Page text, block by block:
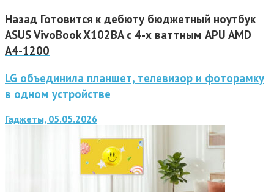
Назад Готовится к дебюту бюджетный ноутбук
ASUS VivoBook X102BA c 4-х ваттным APU AMD
A4-1200
LG объединила планшет, телевизор и фоторамку
в одном устройстве
Гаджеты, 05.05.2026